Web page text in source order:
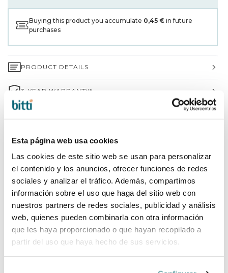
Esta página web usa cookies
Las cookies de este sitio web se usan para personalizar
el contenido y los anuncios, ofrecer funciones de redes
sociales y analizar el tráfico. Además, compartimos
información sobre el uso que haga del sitio web con
nuestros partners de redes sociales, publicidad y análisis
web, quienes pueden combinarla con otra información
que les haya proporcionado o que hayan recopilado a
partir del uso que haya hecho de sus servicios.
Buying this product you accumulate 0,45 € in future
purchases
PRODUCT DETAILS
3-YEAR WARRANTY*
WHY CHOOSE BITTI?
SHARE